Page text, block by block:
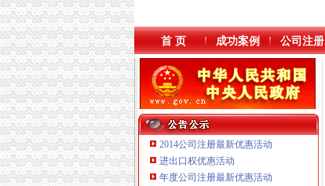
首 页 成功案例 公司注册
2014公司注册最新优惠活动
进出口权优惠活动
年度公司注册最新优惠活动